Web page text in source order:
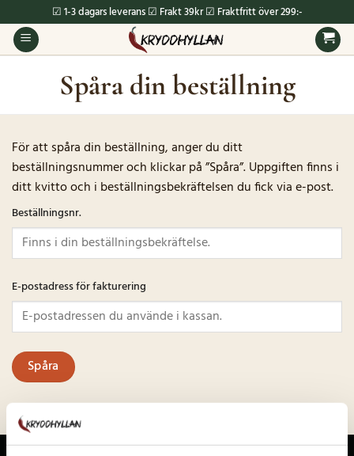
to
content
☑ 1-3 dagars leverans ☑ Frakt 39kr ☑ Fraktfritt över 299:-
Spåra din beställning
För att spåra din beställning, anger du ditt
beställningsnummer och klickar på ”Spåra”. Uppgiften finns i
ditt kvitto och i beställningsbekräftelsen du fick via e-post.
Beställningsnr.
E-postadress för fakturering
Spåra